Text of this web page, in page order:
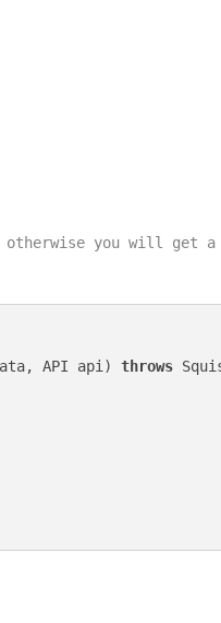
otherwise you will get
API api) throws